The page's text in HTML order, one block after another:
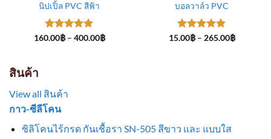
นิปเปิ้ล PVC สีฟ้า
ให้คะแนน
160.00฿ – 400.00฿Price
บอลวาล์ว PVC
ให้คะแนน
15.00฿ – 265.00฿Price
สินค้า
View all สินค้า
กาว-ซีลีโคน
ซิลิโคนไร้กรด กันเชื้อรา SN-505 สีขาว และ แบบใส